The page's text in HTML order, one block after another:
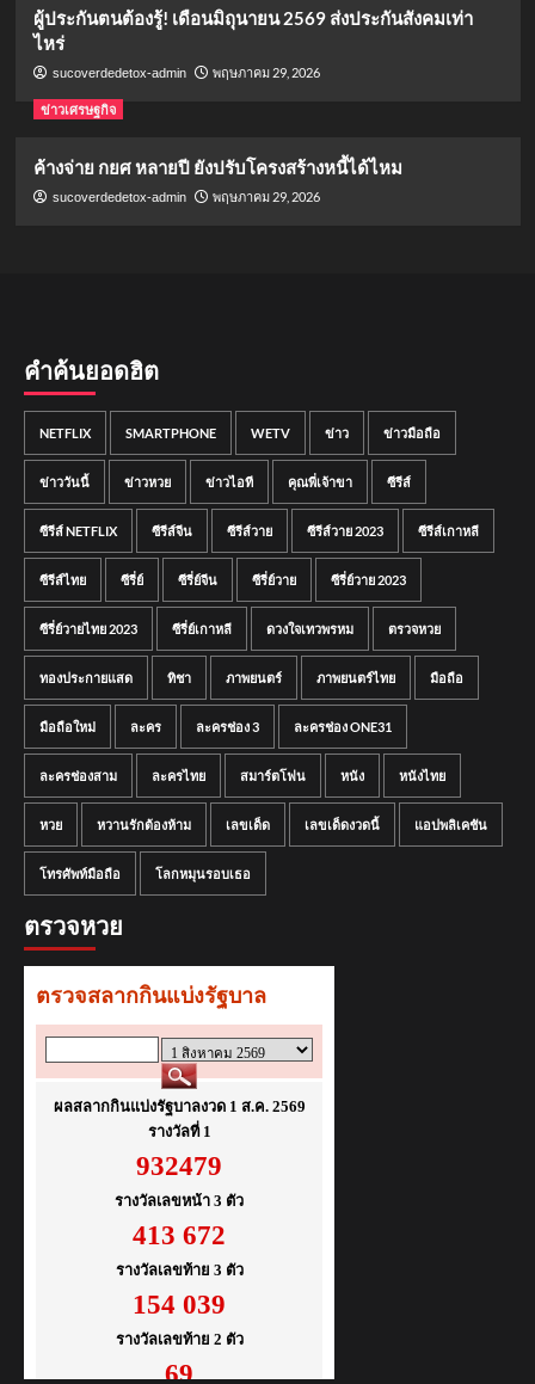
ผู้ประกันตนต้องรู้! เดือนมิถุนายน 2569 ส่งประกันสังคมเท่า
ไหร่
sucoverdedetox-admin พฤษภาคม 29, 2026
ข่าวเศรษฐกิจ
ค้างจ่าย กยศ หลายปี ยังปรับโครงสร้างหนี้ได้ไหม
sucoverdedetox-admin พฤษภาคม 29, 2026
คำค้นยอดฮิต
NETFLIX SMARTPHONE WETV ข่าว ข่าวมือถือ
ข่าววันนี้ ข่าวหวย ข่าวไอที คุณพี่เจ้าขา ซีรีส์
ซีรีส์ NETFLIX ซีรีส์จีน ซีรีส์วาย ซีรีส์วาย 2023 ซีรีส์เกาหลี
ซีรีส์ไทย ซีรี่ย์ ซีรี่ย์จีน ซีรี่ย์วาย ซีรี่ย์วาย 2023
ซีรี่ย์วายไทย 2023 ซีรี่ย์เกาหลี ดวงใจเทวพรหม ตรวจหวย
ทองประกายแสด ทิชา ภาพยนตร์ ภาพยนตร์ไทย มือถือ
มือถือใหม่ ละคร ละครช่อง 3 ละครช่อง ONE31
ละครช่องสาม ละครไทย สมาร์ตโฟน หนัง หนังไทย
หวย หวานรักต้องห้าม เลขเด็ด เลขเด็ดงวดนี้ แอปพลิเคชัน
โทรศัพท์มือถือ โลกหมุนรอบเธอ
ตรวจหวย